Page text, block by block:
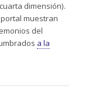
dimensión).
muestran
del
a la